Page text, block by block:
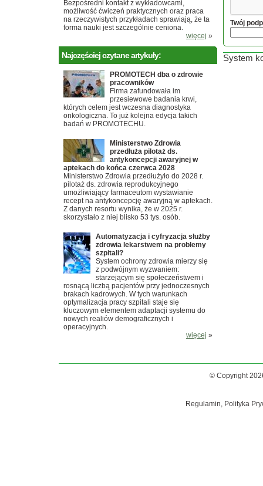
Twój
System
Bezpośredni kontakt z wykładowcami,
możliwość ćwiczeń praktycznych oraz praca
na rzeczywistych przykładach sprawiają, że ta
forma nauki jest szczególnie ceniona.
więcej »
Najczęściej czytane artykuły:
PROMOTECH dba o zdrowie
pracowników
Firma zafundowała im
przesiewowe badania krwi,
których celem jest wczesna diagnostyka
onkologiczna. To już kolejna edycja takich
badań w PROMOTECHU.
Ministerstwo Zdrowia
przedłuża pilotaż ds.
antykoncepcji awaryjnej w
aptekach do końca czerwca 2028
Ministerstwo Zdrowia przedłużyło do 2028 r.
pilotaż ds. zdrowia reprodukcyjnego
umożliwiający farmaceutom wystawianie
recept na antykoncepcję awaryjną w aptekach.
Z danych resortu wynika, że w 2025 r.
skorzystało z niej blisko 53 tys. osób.
Automatyzacja i cyfryzacja służby
zdrowia lekarstwem na problemy
szpitali?
System ochrony zdrowia mierzy się
z podwójnym wyzwaniem:
starzejącym się społeczeństwem i
rosnącą liczbą pacjentów przy jednoczesnych
brakach kadrowych. W tych warunkach
optymalizacja pracy szpitali staje się
kluczowym elementem adaptacji systemu do
nowych realiów demograficznych i
operacyjnych.
więcej »
© Copyright
Regulamin, Polityka